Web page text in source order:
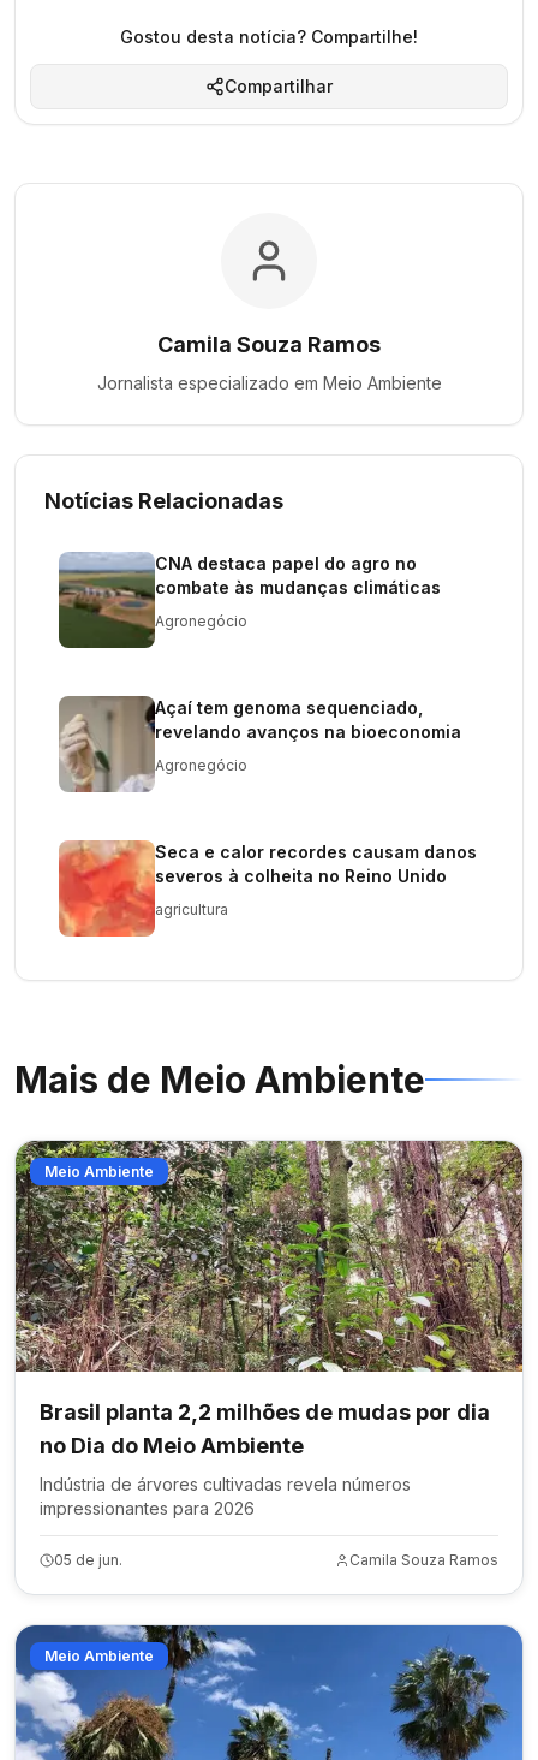
Gostou desta notícia? Compartilhe!
Compartilhar
Camila Souza Ramos
Jornalista especializado em Meio Ambiente
Notícias Relacionadas
CNA destaca papel do agro no
combate às mudanças climáticas
Agronegócio
Açaí tem genoma sequenciado,
revelando avanços na bioeconomia
Agronegócio
Seca e calor recordes causam danos
severos à colheita no Reino Unido
agricultura
Mais de Meio Ambiente
Meio Ambiente
Brasil planta 2,2 milhões de mudas por dia
no Dia do Meio Ambiente
Indústria de árvores cultivadas revela números
impressionantes para 2026
05 de jun. Camila Souza Ramos
Meio Ambiente